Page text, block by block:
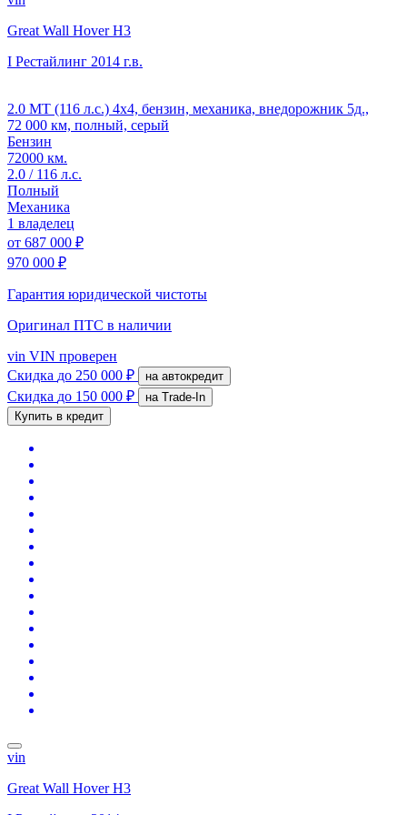
Great Wall Hover H3
I Рестайлинг 2014 г.в.
2.0 MT (116 л.с.) 4x4, бензин, механика, внедорожник 5д.,
72 000 км, полный, серый
Бензин
72000 км.
2.0 / 116 л.с.
Полный
Механика
1 владелец
от 687 000 ₽
970 000 ₽
Гарантия юридической чистоты
Оригинал ПТС в наличии
vin VIN проверен
Скидка до 250 000 ₽ на автокредит
Скидка до 150 000 ₽
на Trade-In
Купить в кредит
vin
Great Wall Hover H3